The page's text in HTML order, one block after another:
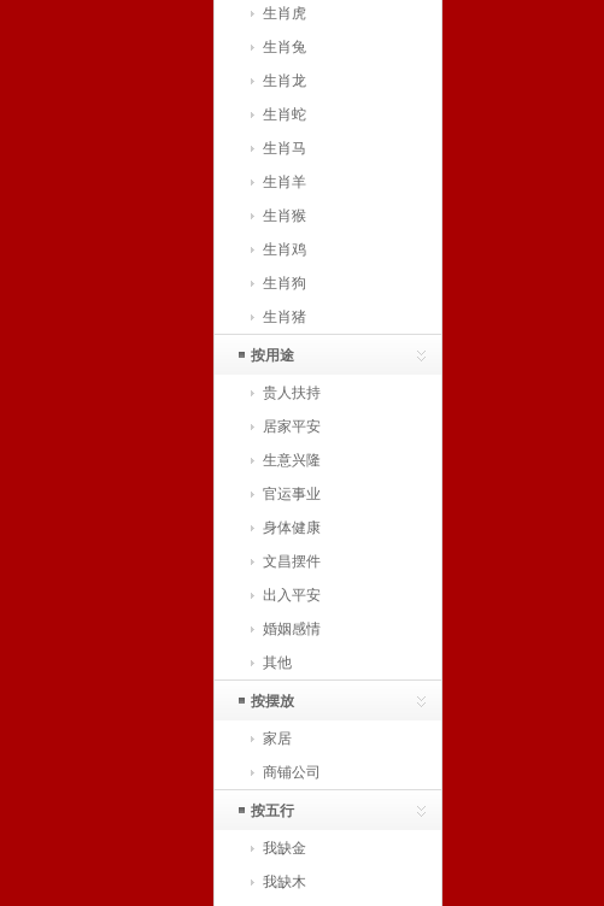
生肖虎
生肖兔
生肖龙
生肖蛇
生肖马
生肖羊
生肖猴
生肖鸡
生肖狗
生肖猪
按用途
贵人扶持
居家平安
生意兴隆
官运事业
身体健康
文昌摆件
出入平安
婚姻感情
其他
按摆放
家居
商铺公司
按五行
我缺金
我缺木